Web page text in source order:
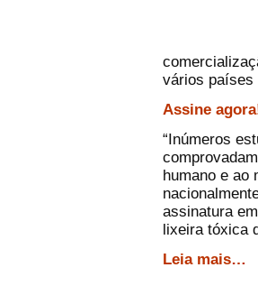
vários países
Assine
“Inúmeros
humano e ao
assinatura
lixeira tóxica
Leia mais…